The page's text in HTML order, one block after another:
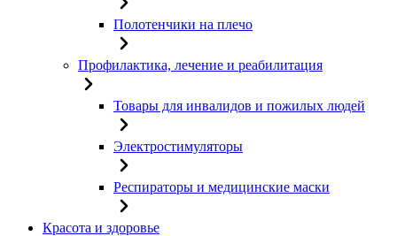
Полотенчики на плечо
Профилактика, лечение и реабилитация
Товары для инвалидов и пожилых людей
Электростимуляторы
Респираторы и медицинские маски
Красота и здоровье